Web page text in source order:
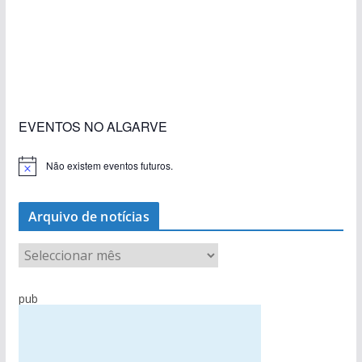
EVENTOS NO ALGARVE
Não existem eventos futuros.
Arquivo de notícias
r
pub